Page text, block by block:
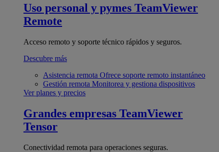
Uso personal y pymes TeamViewer
Remote
Acceso remoto y soporte técnico rápidos y seguros.
Descubre más
Asistencia remota Ofrece soporte remoto instantáneo
Gestión remota Monitorea y gestiona dispositivos
Ver planes y precios
Grandes empresas TeamViewer
Tensor
Conectividad remota para operaciones seguras.